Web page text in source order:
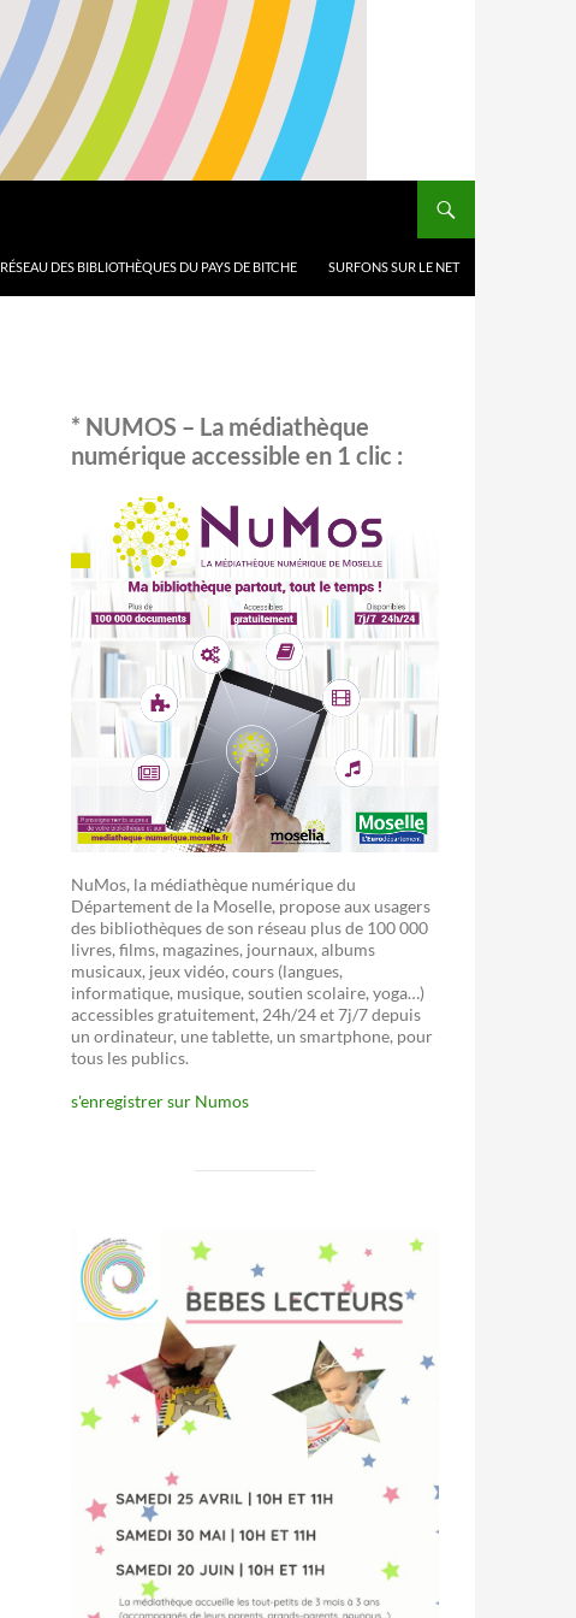
RÉSEAU DES BIBLIOTHÈQUES DU PAYS DE BITCHE SURFONS SUR LE NET
* NUMOS – La médiathèque
numérique accessible en 1 clic :
NuMos, la médiathèque numérique du
Département de la Moselle, propose aux usagers
des bibliothèques de son réseau plus de 100 000
livres, films, magazines, journaux, albums
musicaux, jeux vidéo, cours (langues,
informatique, musique, soutien scolaire, yoga…)
accessibles gratuitement, 24h/24 et 7j/7 depuis
un ordinateur, une tablette, un smartphone, pour
tous les publics.
s'enregistrer sur Numos